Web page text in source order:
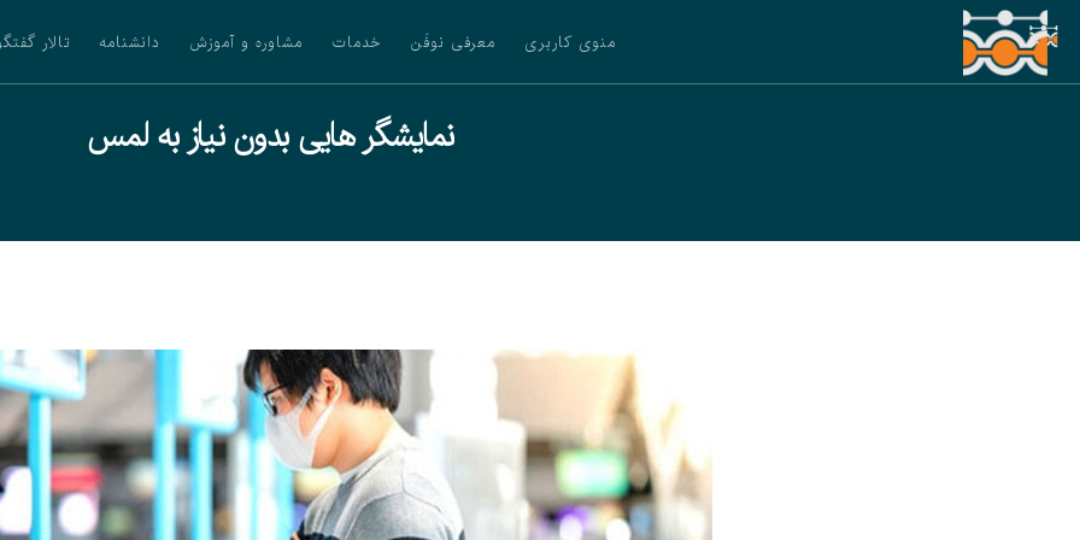
منوی کاربری معرفی نوفَن خدمات مشاوره و آموزش دانشنامه تالار
نمایشگر هایی بدون نیاز به لمس